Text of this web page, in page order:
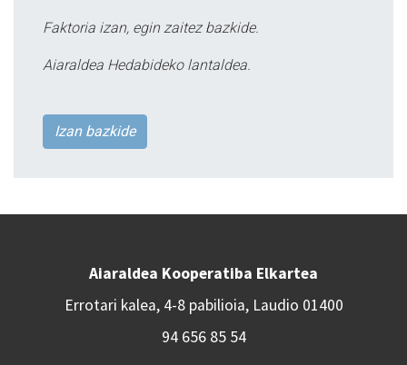
Faktoria izan, egin zaitez bazkide.
Aiaraldea Hedabideko lantaldea.
Izan bazkide
Aiaraldea Kooperatiba Elkartea
Errotari kalea, 4-8 pabilioia, Laudio 01400
94 656 85 54